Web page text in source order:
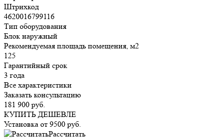
Штрихкод
4620016799116
Тип оборудования
Блок наружный
Рекомендуемая площадь помещения, м2
125
Гарантийный срок
3 года
Все характеристики
Заказать консультацию
181 900 руб.
КУПИТЬ ДЕШЕВЛЕ
Установка от 9500 руб.
Рассчитать